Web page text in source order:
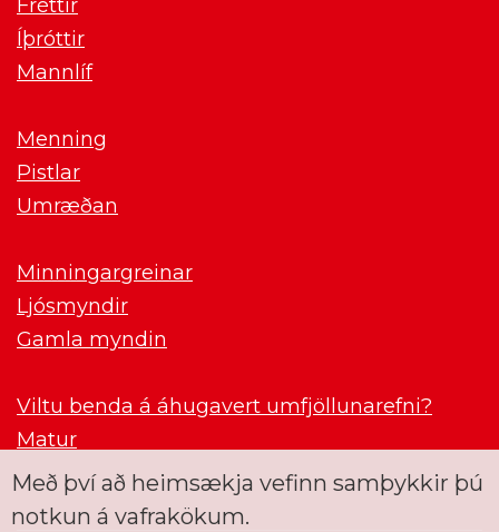
Fréttir
Íþróttir
Mannlíf
Menning
Pistlar
Umræðan
Minningargreinar
Ljósmyndir
Gamla myndin
Viltu benda á áhugavert umfjöllunarefni?
Matur
Með því að heimsækja vefinn samþykkir þú
notkun á vafrakökum.